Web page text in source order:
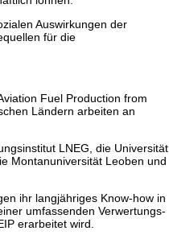
Auswirkungen der
für die
Fuel Production from
Ländern arbeiten an
LNEG, die Universität
Montanuniversität Leoben und
ihr langjähriges Know-how in
umfassenden Verwertungs-
erarbeitet wird.